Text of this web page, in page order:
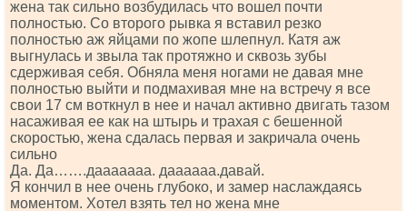
жена так сильно возбудилась что вошел почти
полностью. Со второго рывка я вставил резко
полностью аж яйцами по жопе шлепнул. Катя аж
выгнулась и звыла так протяжно и сквозь зубы
сдерживая себя. Обняла меня ногами не давая мне
полностью выйти и подмахивая мне на встречу я все
свои 17 см воткнул в нее и начал активно двигать тазом
насаживая ее как на штырь и трахая с бешенной
скоростью, жена сдалась первая и закричала очень
сильно
Да. Да…….дааааааа. даааааа.давай.
Я кончил в нее очень глубоко, и замер наслаждаясь
моментом. Хотел взять тел но жена мне